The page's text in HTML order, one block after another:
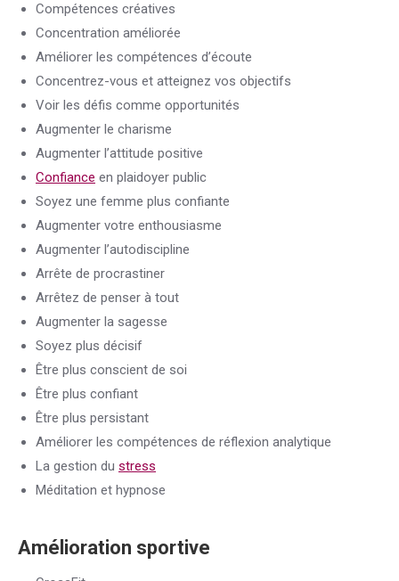
Compétences créatives
Concentration améliorée
Améliorer les compétences d’écoute
Concentrez-vous et atteignez vos objectifs
Voir les défis comme opportunités
Augmenter le charisme
Augmenter l’attitude positive
Confiance en plaidoyer public
Soyez une femme plus confiante
Augmenter votre enthousiasme
Augmenter l’autodiscipline
Arrête de procrastiner
Arrêtez de penser à tout
Augmenter la sagesse
Soyez plus décisif
Être plus conscient de soi
Être plus confiant
Être plus persistant
Améliorer les compétences de réflexion analytique
La gestion du stress
Méditation et hypnose
Amélioration sportive